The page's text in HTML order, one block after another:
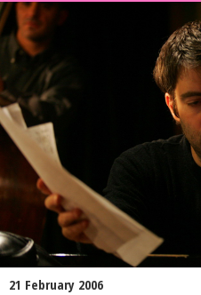
21 February 2006